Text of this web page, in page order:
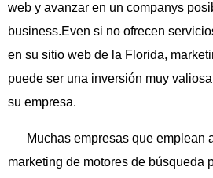
web y avanzar en un companys
business.Even si no ofrecen
en su sitio web de la Florida,
puede ser una inversión muy
su empresa.
Muchas empresas que emplean
marketing de motores de búsqueda